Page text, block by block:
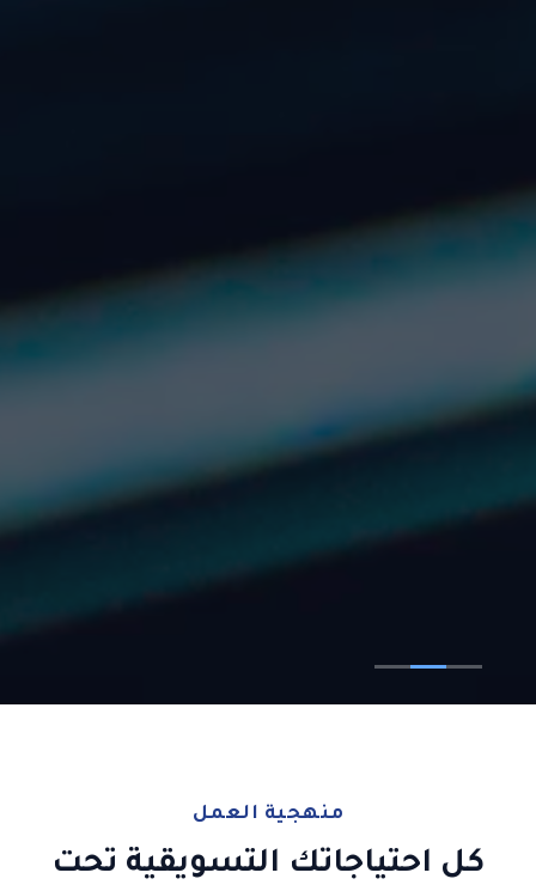
منهجية العمل
كل احتياجاتك التسويقية تحت